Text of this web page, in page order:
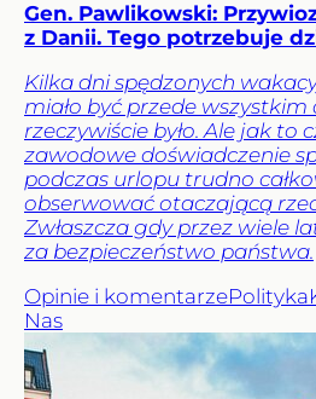
Gen. Pawlikowski:
z Danii. Tego potrzebuje
Kilka dni spędzonych
miało być przede
rzeczywiście było. Ale jak to
zawodowe doświadczenie
podczas urlopu trudno
obserwować otaczającą
Zwłaszcza gdy przez wiele
za bezpieczeństwo państwa.
Opinie i komentarzePolityka
Nas